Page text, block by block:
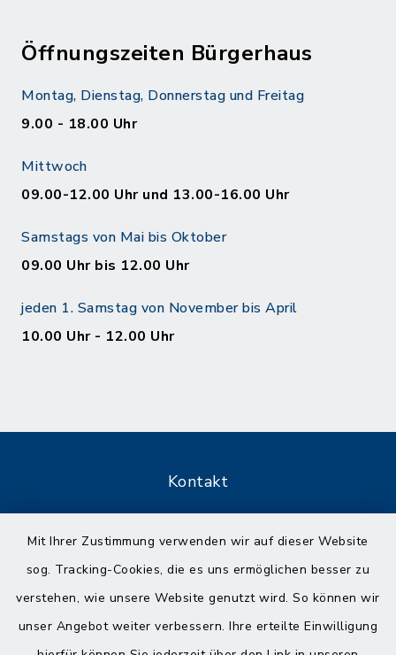
Mit Ihrer Zustimmung verwenden wir auf dieser Website
sog. Tracking-Cookies, die es uns ermöglichen besser zu
verstehen, wie unsere Website genutzt wird. So können wir
unser Angebot weiter verbessern. Ihre erteilte Einwilligung
Öffnungszeiten Bürgerhaus
Montag, Dienstag, Donnerstag und Freitag
9.00 - 18.00 Uhr
Mittwoch
09.00-12.00 Uhr und 13.00-16.00 Uhr
Samstags von Mai bis Oktober
09.00 Uhr bis 12.00 Uhr
jeden 1. Samstag von November bis April
10.00 Uhr - 12.00 Uhr
Kontakt
Datenschutz
Impressum